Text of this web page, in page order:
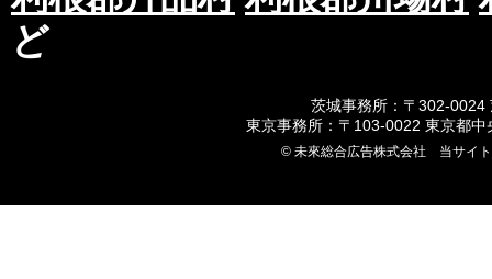
ど
茨城事務所：〒302-0024
東京事務所：〒103-0022 東京都
© 未來総合広告株式会社 当サイ